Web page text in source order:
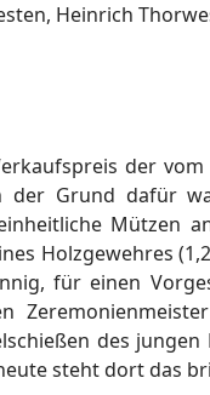
Heinrich
der
Grund dafür
Mützen
Holzgewehres
für einen
des
steht dort das